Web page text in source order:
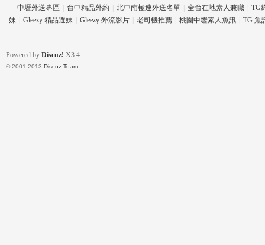
中壢外送專區
台中精品外約 北中南極速外送名單 全台在地素人兼職
TG
妹
Gleezy 精品選妹 Gleezy 外流影片 老司機推薦 桃園中壢素人魚訊 TG 魚
Powered by Discuz! X3.4
© 2001-2013 Discuz Team.